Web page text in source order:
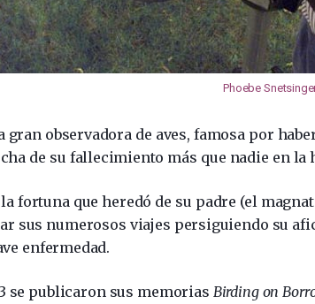
Phoebe
gran observadora de aves, famosa por
de su fallecimiento más que nadie en la
fortuna que heredó de su padre (el
sus numerosos viajes persiguiendo su
enfermedad.
se publicaron sus memorias Birding on